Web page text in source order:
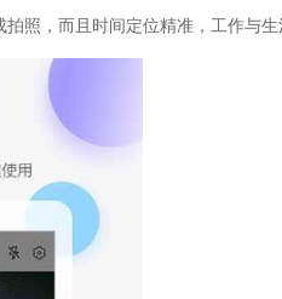
照，而且时间定位精准，工作与生